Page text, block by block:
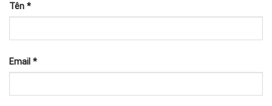
Tên *
Email *